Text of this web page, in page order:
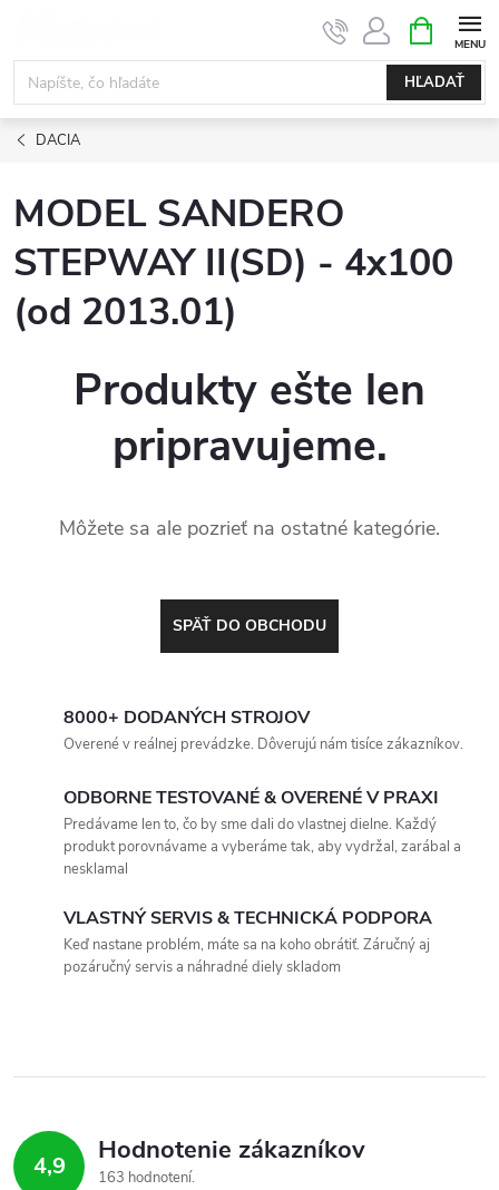
obsah
HĽADAŤ
KOŠÍK
DACIA
MODEL SANDERO
STEPWAY II(SD) - 4x100
(od 2013.01)
Produkty ešte len
pripravujeme.
Môžete sa ale pozrieť na ostatné kategórie.
SPÄŤ DO OBCHODU
8000+ DODANÝCH STROJOV
Overené v reálnej prevádzke. Dôverujú nám tisíce zákazníkov.
ODBORNE TESTOVANÉ & OVERENÉ V PRAXI
Predávame len to, čo by sme dali do vlastnej dielne. Každý
produkt porovnávame a vyberáme tak, aby vydržal, zarábal a
nesklamal
VLASTNÝ SERVIS & TECHNICKÁ PODPORA
Keď nastane problém, máte sa na koho obrátiť. Záručný aj
pozáručný servis a náhradné diely skladom
4,9 Hodnotenie zákazníkov
163 hodnotení